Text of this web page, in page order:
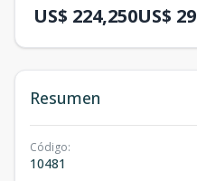
US$ 224,250US$
Resumen
Código:
10481